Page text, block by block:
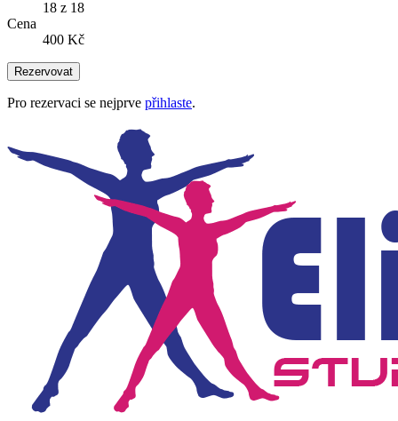
18 z 18
Cena
400 Kč
Rezervovat
Pro rezervaci se nejprve přihlaste.